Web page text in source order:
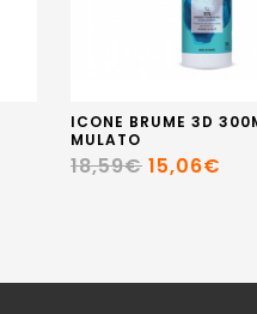
ICONE BRUME 3D
MULATO
18,59€ 15,06€